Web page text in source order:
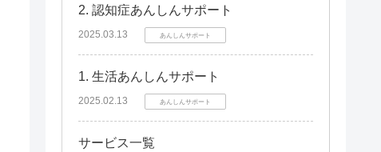
2. 認知症あんしんサポート
2025.03.13 あんしんサポート
1. 生活あんしんサポート
2025.02.13 あんしんサポート
サービス一覧